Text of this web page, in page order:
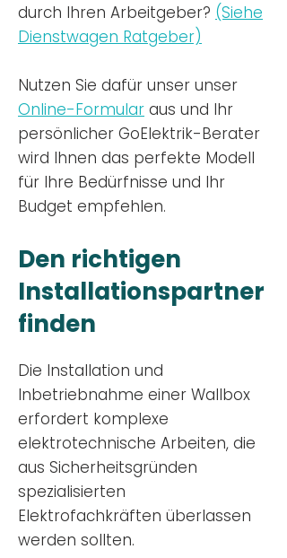
durch Ihren Arbeitgeber? (Siehe
Dienstwagen Ratgeber)
Nutzen Sie dafür unser unser
Online-Formular aus und Ihr
persönlicher GoElektrik-Berater
wird Ihnen das perfekte Modell
für Ihre Bedürfnisse und Ihr
Budget empfehlen.
Den richtigen
Installationspartner
finden
Die Installation und
Inbetriebnahme einer Wallbox
erfordert komplexe
elektrotechnische Arbeiten, die
aus Sicherheitsgründen
spezialisierten
Elektrofachkräften überlassen
werden sollten.